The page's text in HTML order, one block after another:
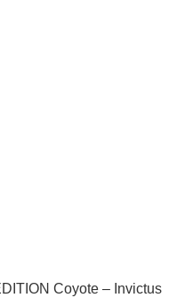
Coyote – Invictus